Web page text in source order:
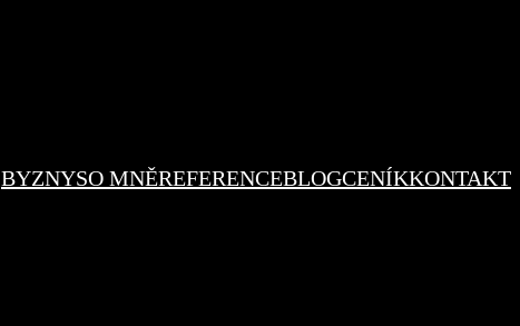
BYZNYSO MNĚREFERENCEBLOGCENÍKKONTAKT